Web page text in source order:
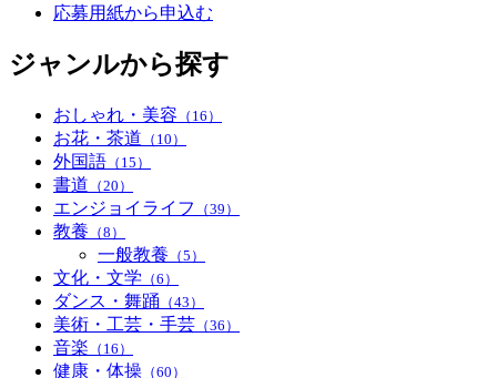
応募用紙から申込む
ジャンルから探す
おしゃれ・美容 （16）
お花・茶道 （10）
外国語 （15）
書道 （20）
エンジョイライフ （39）
教養 （8）
一般教養 （5）
文化・文学 （6）
ダンス・舞踊 （43）
美術・工芸・手芸 （36）
音楽 （16）
健康・体操 （60）